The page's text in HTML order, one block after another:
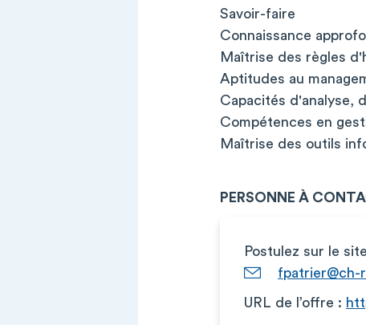
Savoir-faire
Connaissance
Maîtrise des règles
Aptitudes au
Capacités d'analyse,
Compétences en
Maîtrise des outils
PERSONNE À
Postulez sur le
fpatrier@ch-
URL de l’offre :